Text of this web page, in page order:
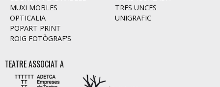
MUXI MOBLES
OPTICALIA
POPART PRINT
ROIG FOTÒGRAF'S
TRES UNCES
UNIGRAFIC
TEATRE ASSOCIAT A